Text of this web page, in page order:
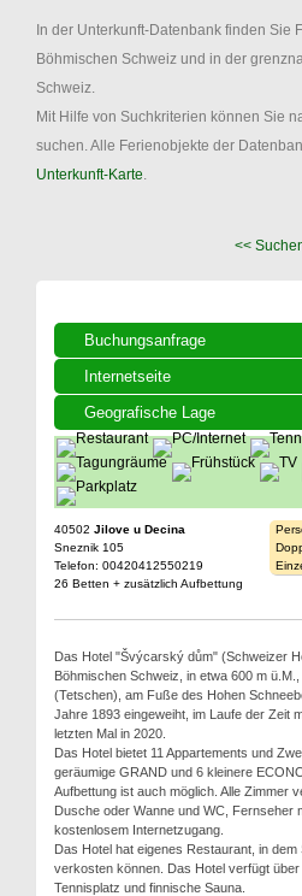
In der Unterkunft-Datenbank finden Sie
Böhmischen Schweiz und in der
Schweiz.
Mit Hilfe von Suchkriterien können Sie
suchen. Alle Ferienobjekte der
Unterkunft-Karte
<<
Buchungsanfrage
Internetseite
Geografische Lage
40502 Jilove u Decina
Sneznik 105
Telefon: 00420412550219
26 Betten + zusätzlich Aufbettung
Das Hotel "Švýcarský dům" (Schweizer
Böhmischen Schweiz, in etwa 600 m
(Tetschen), am Fuße des Hohen
Jahre 1893 eingeweiht, im Laufe der Zeit
letzten Mal in 2020.
Das Hotel bietet 11 Appartements und
geräumige GRAND und 6 kleinere
Aufbettung ist auch möglich. Alle Zimmer
Dusche oder Wanne und WC, Fernseher
kostenlosem Internetzugang.
Das Hotel hat eigenes Restaurant, in
verkosten können. Das Hotel verfügt
Tennisplatz und finnische Sauna.